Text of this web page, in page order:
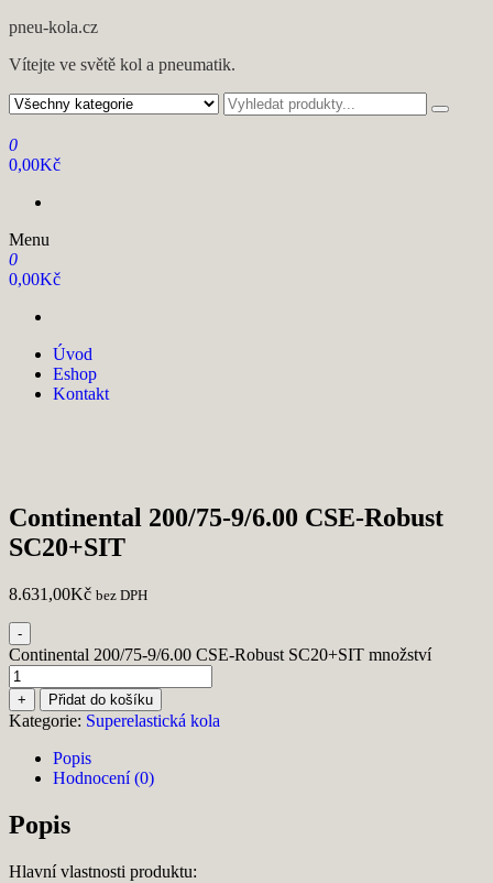
pneu-kola.cz
Vítejte ve světě kol a pneumatik.
0
0,00Kč
Menu
0
0,00Kč
Úvod
Eshop
Kontakt
Continental 200/75-9/6.00 CSE-Robust
SC20+SIT
8.631,00Kč bez DPH
-
Continental 200/75-9/6.00 CSE-Robust SC20+SIT množství
+ Přidat do košíku
Kategorie: Superelastická kola
Popis
Hodnocení (0)
Popis
Hlavní vlastnosti produktu: